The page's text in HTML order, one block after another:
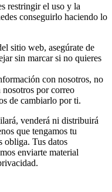
restringir el uso y la
conseguirlo haciendo lo
sitio web, asegúrate de
sin marcar si no quieres
con nosotros, no
nosotros por correo
de cambiarlo por ti.
venderá ni distribuirá
que tengamos tu
obliga. Tus datos
enviarte material